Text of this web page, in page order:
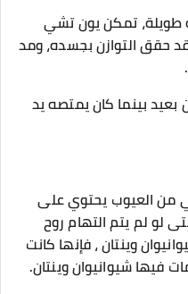
طويلة، تمكن يون تشي
حقق التوازن بجسده، ومد
بينما كان يمتصه يد
من العيوب يحتوي على
لو لم يتم التهام روح
وينتان ، فإنها كانت
فيها شيوانيوان وينتان.